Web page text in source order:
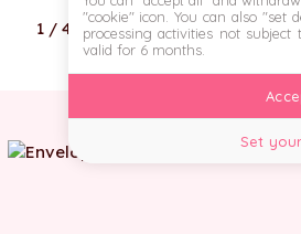
1 / 4
"cookie" icon . You can also "set
processing activities not subject
valid for 6 months.
Set